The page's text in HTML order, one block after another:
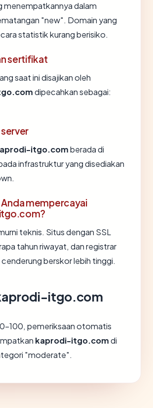
menempatkannya dalam
"new". Domain yang
statistik kurang berisiko.
sertifikat
saat ini disajikan oleh
dipecahkan sebagai:
itgo.comberada di
infrastruktur yang disediakan
Anda mempercayai
teknis. Situs dengan SSL
tahun riwayat, dan registrar
berskor lebih tinggi.
itgo.com
0-100, pemeriksaan otomatis
kaprodi-itgo.comdi
"moderate".